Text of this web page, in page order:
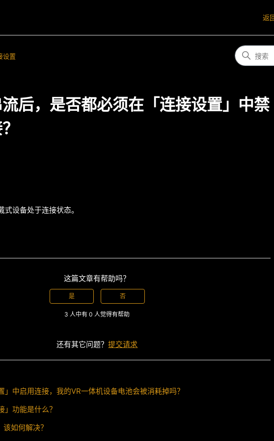
返
设置
后，是否都必须在「连接设置」中禁
设备处于连接状态。
这篇文章有帮助吗？
是 否
3 人中有 0 人觉得有帮助
还有其它问题？提交请求
」中启用连接，我的VR一体机设备电池会被消耗掉吗？
功能是什么？
如何解决？